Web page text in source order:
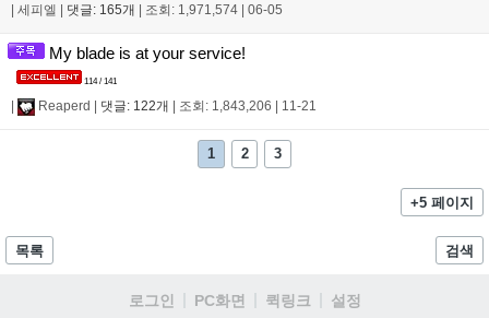
세피엘 댓글: 165개 조회: 1,971,574 06-05
My blade is at your service!
114 / 141
| Reaperd | 댓글: 122개 | 조회: 1,843,206 | 11-21
1 2 3
+5 페이지
목록 검색
로그인 PC화면 퀵링크
설정